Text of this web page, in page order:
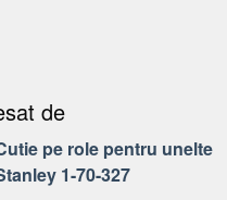
de
pe role pentru unelte
1-70-327